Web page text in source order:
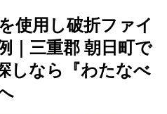
使用し破折ファイ
｜三重郡 朝日町で
しなら『わたなべ